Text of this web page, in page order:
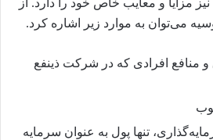
مزایا و معایب خاص خود را دارد. از
می‌توان به موارد زیر اشاره کرد.
منافع افرادی که در شرکت ذینفع
تنها پول به عنوان سرمایه